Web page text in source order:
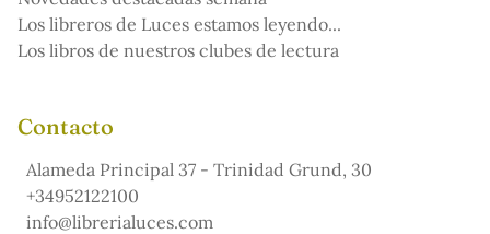
Los libreros de Luces estamos leyendo...
Los libros de nuestros clubes de lectura
Contacto
Alameda Principal 37 - Trinidad Grund, 30
+34952122100
info@librerialuces.com